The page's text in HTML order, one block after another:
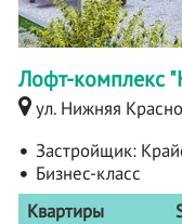
Лофт-комплекс
ул. Нижняя
Застройщик:
Бизнес-класс
Квартиры